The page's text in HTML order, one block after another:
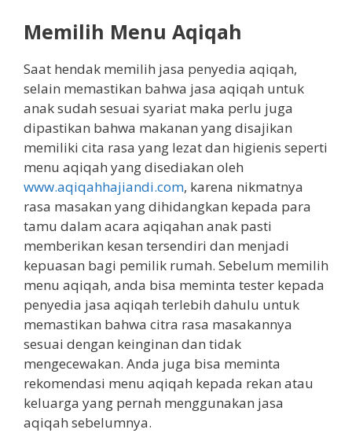
Memilih Menu Aqiqah
Saat hendak memilih jasa penyedia aqiqah,
selain memastikan bahwa jasa aqiqah untuk
anak sudah sesuai syariat maka perlu juga
dipastikan bahwa makanan yang disajikan
memiliki cita rasa yang lezat dan higienis seperti
menu aqiqah yang disediakan oleh
www.aqiqahhajiandi.com, karena nikmatnya
rasa masakan yang dihidangkan kepada para
tamu dalam acara aqiqahan anak pasti
memberikan kesan tersendiri dan menjadi
kepuasan bagi pemilik rumah. Sebelum memilih
menu aqiqah, anda bisa meminta tester kepada
penyedia jasa aqiqah terlebih dahulu untuk
memastikan bahwa citra rasa masakannya
sesuai dengan keinginan dan tidak
mengecewakan. Anda juga bisa meminta
rekomendasi menu aqiqah kepada rekan atau
keluarga yang pernah menggunakan jasa
aqiqah sebelumnya.